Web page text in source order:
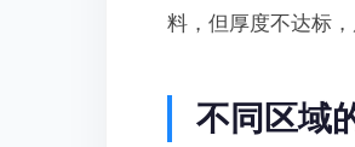
料，但厚度不达标
不同区域